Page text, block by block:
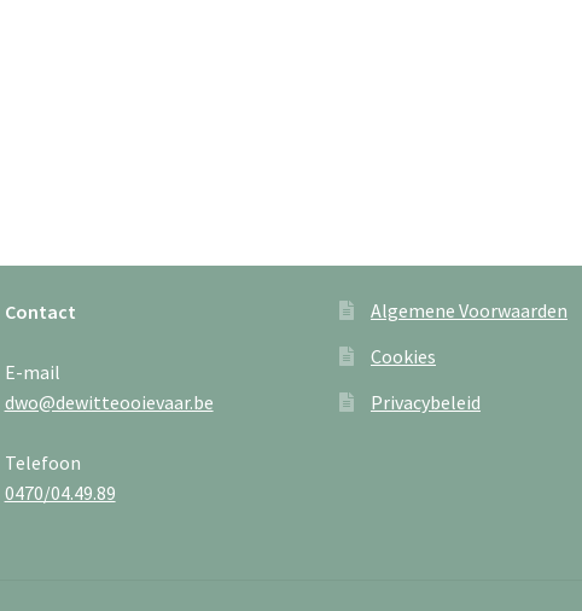
Contact
E-mail
dwo@dewitteooievaar.be
Telefoon
0470/04.49.89
Algemene Voorwaarden
Cookies
Privacybeleid